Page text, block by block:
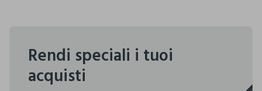
Rendi speciali i tuoi
acquisti